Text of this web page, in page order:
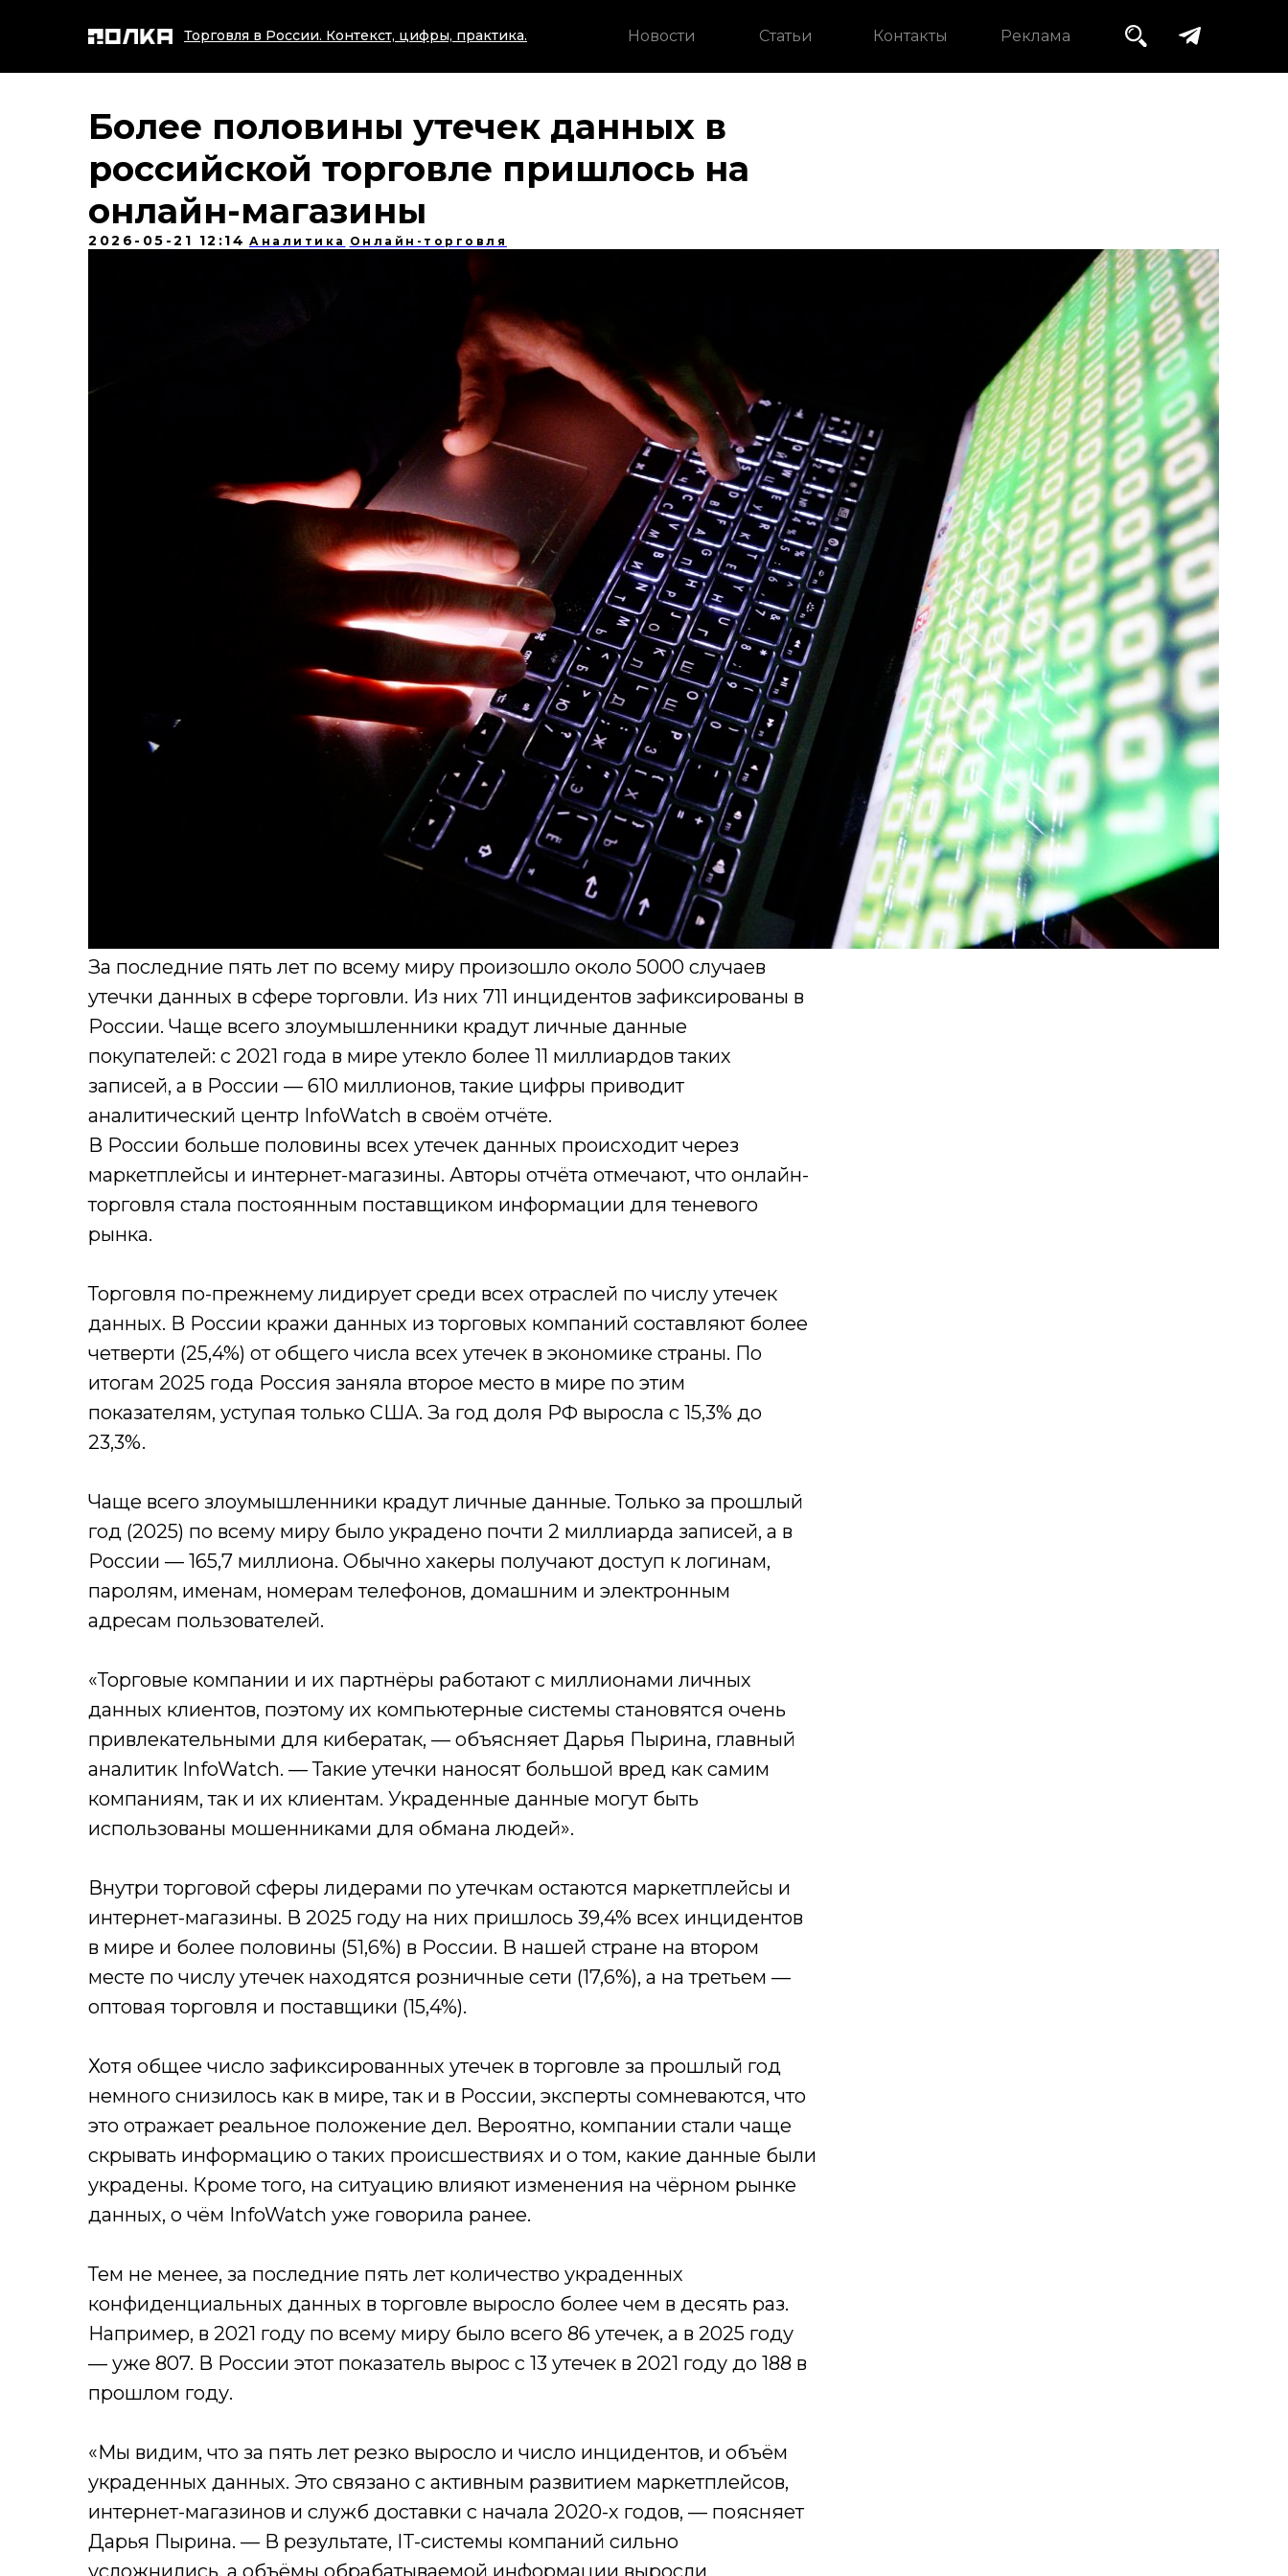
Новости Контакты
Статьи Реклама
Торговля в России. Контекст, цифры, практика.
Более половины утечек данных в
российской торговле пришлось на
онлайн-магазины
2026-05-21 12:14 Аналитика Онлайн-торговля
За последние пять лет по всему миру произошло около 5000 случаев
утечки данных в сфере торговли. Из них 711 инцидентов зафиксированы в
России. Чаще всего злоумышленники крадут личные данные
покупателей: с 2021 года в мире утекло более 11 миллиардов таких
записей, а в России — 610 миллионов, такие цифры приводит
аналитический центр InfoWatch в своём отчёте.
В России больше половины всех утечек данных происходит через
маркетплейсы и интернет-магазины. Авторы отчёта отмечают, что онлайн-
торговля стала постоянным поставщиком информации для теневого
рынка.
Торговля по-прежнему лидирует среди всех отраслей по числу утечек
данных. В России кражи данных из торговых компаний составляют более
четверти (25,4%) от общего числа всех утечек в экономике страны. По
итогам 2025 года Россия заняла второе место в мире по этим
показателям, уступая только США. За год доля РФ выросла с 15,3% до
23,3%.
Чаще всего злоумышленники крадут личные данные. Только за прошлый
год (2025) по всему миру было украдено почти 2 миллиарда записей, а в
России — 165,7 миллиона. Обычно хакеры получают доступ к логинам,
паролям, именам, номерам телефонов, домашним и электронным
адресам пользователей.
«Торговые компании и их партнёры работают с миллионами личных
данных клиентов, поэтому их компьютерные системы становятся очень
привлекательными для кибератак, — объясняет Дарья Пырина, главный
аналитик InfoWatch. — Такие утечки наносят большой вред как самим
компаниям, так и их клиентам. Украденные данные могут быть
использованы мошенниками для обмана людей».
Внутри торговой сферы лидерами по утечкам остаются маркетплейсы и
интернет-магазины. В 2025 году на них пришлось 39,4% всех инцидентов
в мире и более половины (51,6%) в России. В нашей стране на втором
месте по числу утечек находятся розничные сети (17,6%), а на третьем —
оптовая торговля и поставщики (15,4%).
Хотя общее число зафиксированных утечек в торговле за прошлый год
немного снизилось как в мире, так и в России, эксперты сомневаются, что
это отражает реальное положение дел. Вероятно, компании стали чаще
скрывать информацию о таких происшествиях и о том, какие данные были
украдены. Кроме того, на ситуацию влияют изменения на чёрном рынке
данных, о чём InfoWatch уже говорила ранее.
Тем не менее, за последние пять лет количество украденных
конфиденциальных данных в торговле выросло более чем в десять раз.
Например, в 2021 году по всему миру было всего 86 утечек, а в 2025 году
— уже 807. В России этот показатель вырос с 13 утечек в 2021 году до 188 в
прошлом году.
«Мы видим, что за пять лет резко выросло и число инцидентов, и объём
украденных данных. Это связано с активным развитием маркетплейсов,
интернет-магазинов и служб доставки с начала 2020-х годов, — поясняет
Дарья Пырина. — В результате, IT-системы компаний сильно
усложнились, а объёмы обрабатываемой информации выросли